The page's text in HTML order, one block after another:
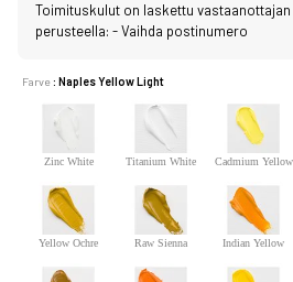
Toimituskulut on laskettu
perusteella: -Vaihda postinumero
Farve: Naples Yellow Light
Zinc White Titanium White
Cadmium Yellow
Yellow Ochre Raw Sienna Indian Yellow